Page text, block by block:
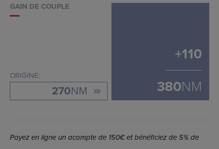
GAIN DE COUPLE
ORIGINE:
270NM
+110
380NM
Payez en ligne un acompte de 150€ et bénéficiez de 5% de